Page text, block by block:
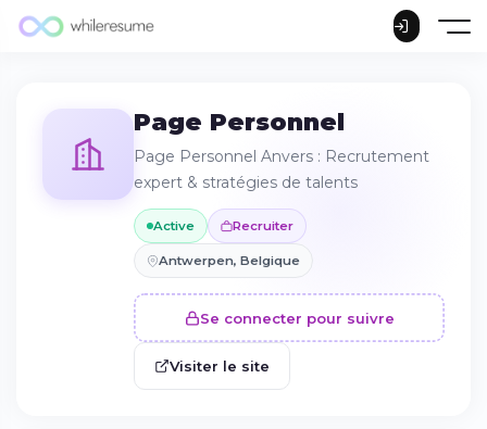
Page Personnel
Page Personnel Anvers : Recrutement
expert & stratégies de talents
Active Recruiter
Antwerpen, Belgique
Se connecter pour suivre
Visiter le site